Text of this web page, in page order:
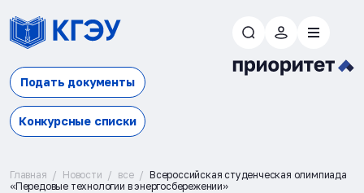
Подать документы
Конкурсные списки
Главная Новости все
Всероссийская студенческая олимпиада
«Передовые технологии в энергосбережении»